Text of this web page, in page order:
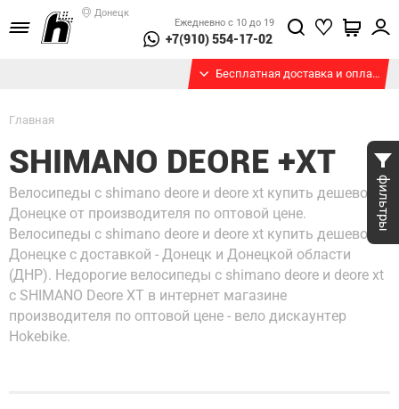
Донецк
Ежедневно с 10 до 19
+7(910) 554-17-02
Бесплатная доставка и оплата при получении
Главная
SHIMANO DEORE +XT
Велосипеды с shimano deore и deore xt купить дешево в
Донецке от производителя по оптовой цене.
Велосипеды с shimano deore и deore xt купить дешево в
Донецке с доставкой - Донецк и Донецкой области
(ДНР). Недорогие велосипеды с shimano deore и deore xt
с SHIMANO Deore XT в интернет магазине
производителя по оптовой цене - вело дискаунтер
Hokebike.
фильтры